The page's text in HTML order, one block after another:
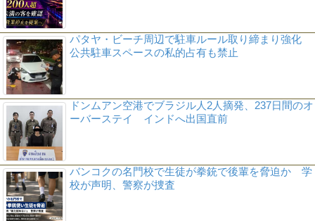
パタヤ・ビーチ周辺で駐車ルール取り締まり強化
公共駐車スペースの私的占有も禁止
ドンムアン空港でブラジル人2人摘発、237日間のオ
ーバーステイ インドへ出国直前
バンコクの名門校で生徒が拳銃で後輩を脅迫か 学
校が声明、警察が捜査